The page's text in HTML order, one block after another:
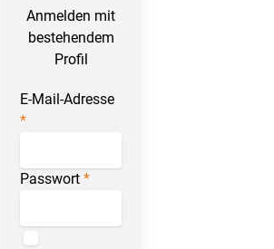
Anmelden mit
bestehendem
Profil
E-Mail-Adresse
Passwort